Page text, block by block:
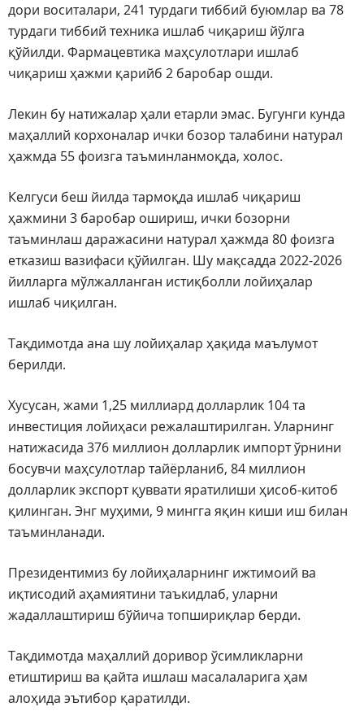
дори воситалари, 241 турдаги тиббий буюмлар ва 78
турдаги тиббий техника ишлаб чиқариш йўлга
қўйилди. Фармацевтика маҳсулотлари ишлаб
чиқариш ҳажми қарийб 2 баробар ошди.
Лекин бу натижалар ҳали етарли эмас. Бугунги кунда
маҳаллий корхоналар ички бозор талабини натурал
ҳажмда 55 фоизга таъминланмоқда, холос.
Келгуси беш йилда тармоқда ишлаб чиқариш
ҳажмини 3 баробар ошириш, ички бозорни
таъминлаш даражасини натурал ҳажмда 80 фоизга
етказиш вазифаси қўйилган. Шу мақсадда 2022-2026
йилларга мўлжалланган истиқболли лойиҳалар
ишлаб чиқилган.
Тақдимотда ана шу лойиҳалар ҳақида маълумот
берилди.
Хусусан, жами 1,25 миллиард долларлик 104 та
инвестиция лойиҳаси режалаштирилган. Уларнинг
натижасида 376 миллион долларлик импорт ўрнини
босувчи маҳсулотлар тайёрланиб, 84 миллион
долларлик экспорт қуввати яратилиши ҳисоб-китоб
қилинган. Энг муҳими, 9 мингга яқин киши иш билан
таъминланади.
Президентимиз бу лойиҳаларнинг ижтимоий ва
иқтисодий аҳамиятини таъкидлаб, уларни
жадаллаштириш бўйича топшириқлар берди.
Тақдимотда маҳаллий доривор ўсимликларни
етиштириш ва қайта ишлаш масалаларига ҳам
алоҳида эътибор қаратилди.